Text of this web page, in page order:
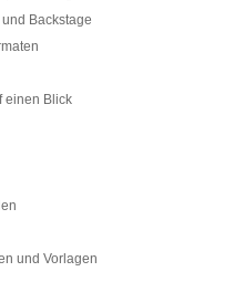
Backstage
einen Blick
und Vorlagen